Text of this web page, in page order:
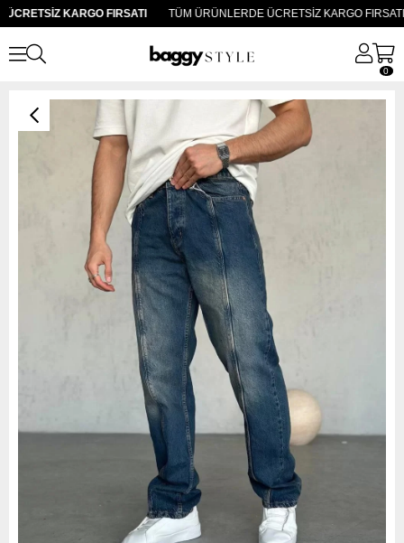
KARGO FIRSATI TÜM ÜRÜNLERDE ÜCRETSİZ KARGO FIRSATI
0